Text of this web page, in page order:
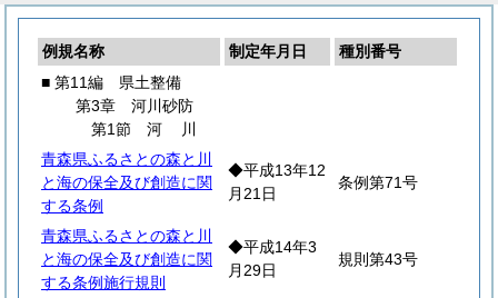
例規名称 制定年月日
種別番号
■ 第11編 県土整備
第3章 河川砂防
第1節 河
川
青森県ふるさとの森と川
と海の保全及び創造に関
する条例
◆平成13年12
月21日
条例第71号
青森県ふるさとの森と川
と海の保全及び創造に関
する条例施行規則
◆平成14年3
月29日
規則第43号